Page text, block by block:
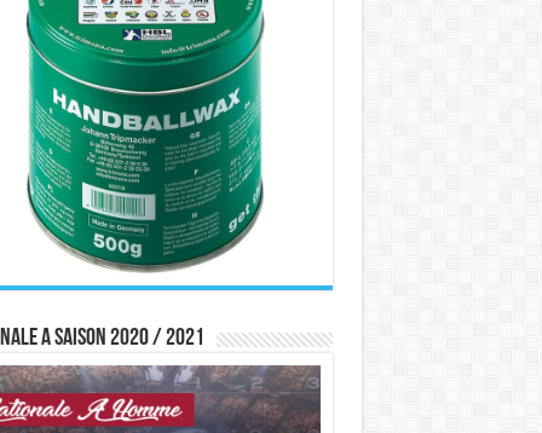
A saison 2020 / 2021